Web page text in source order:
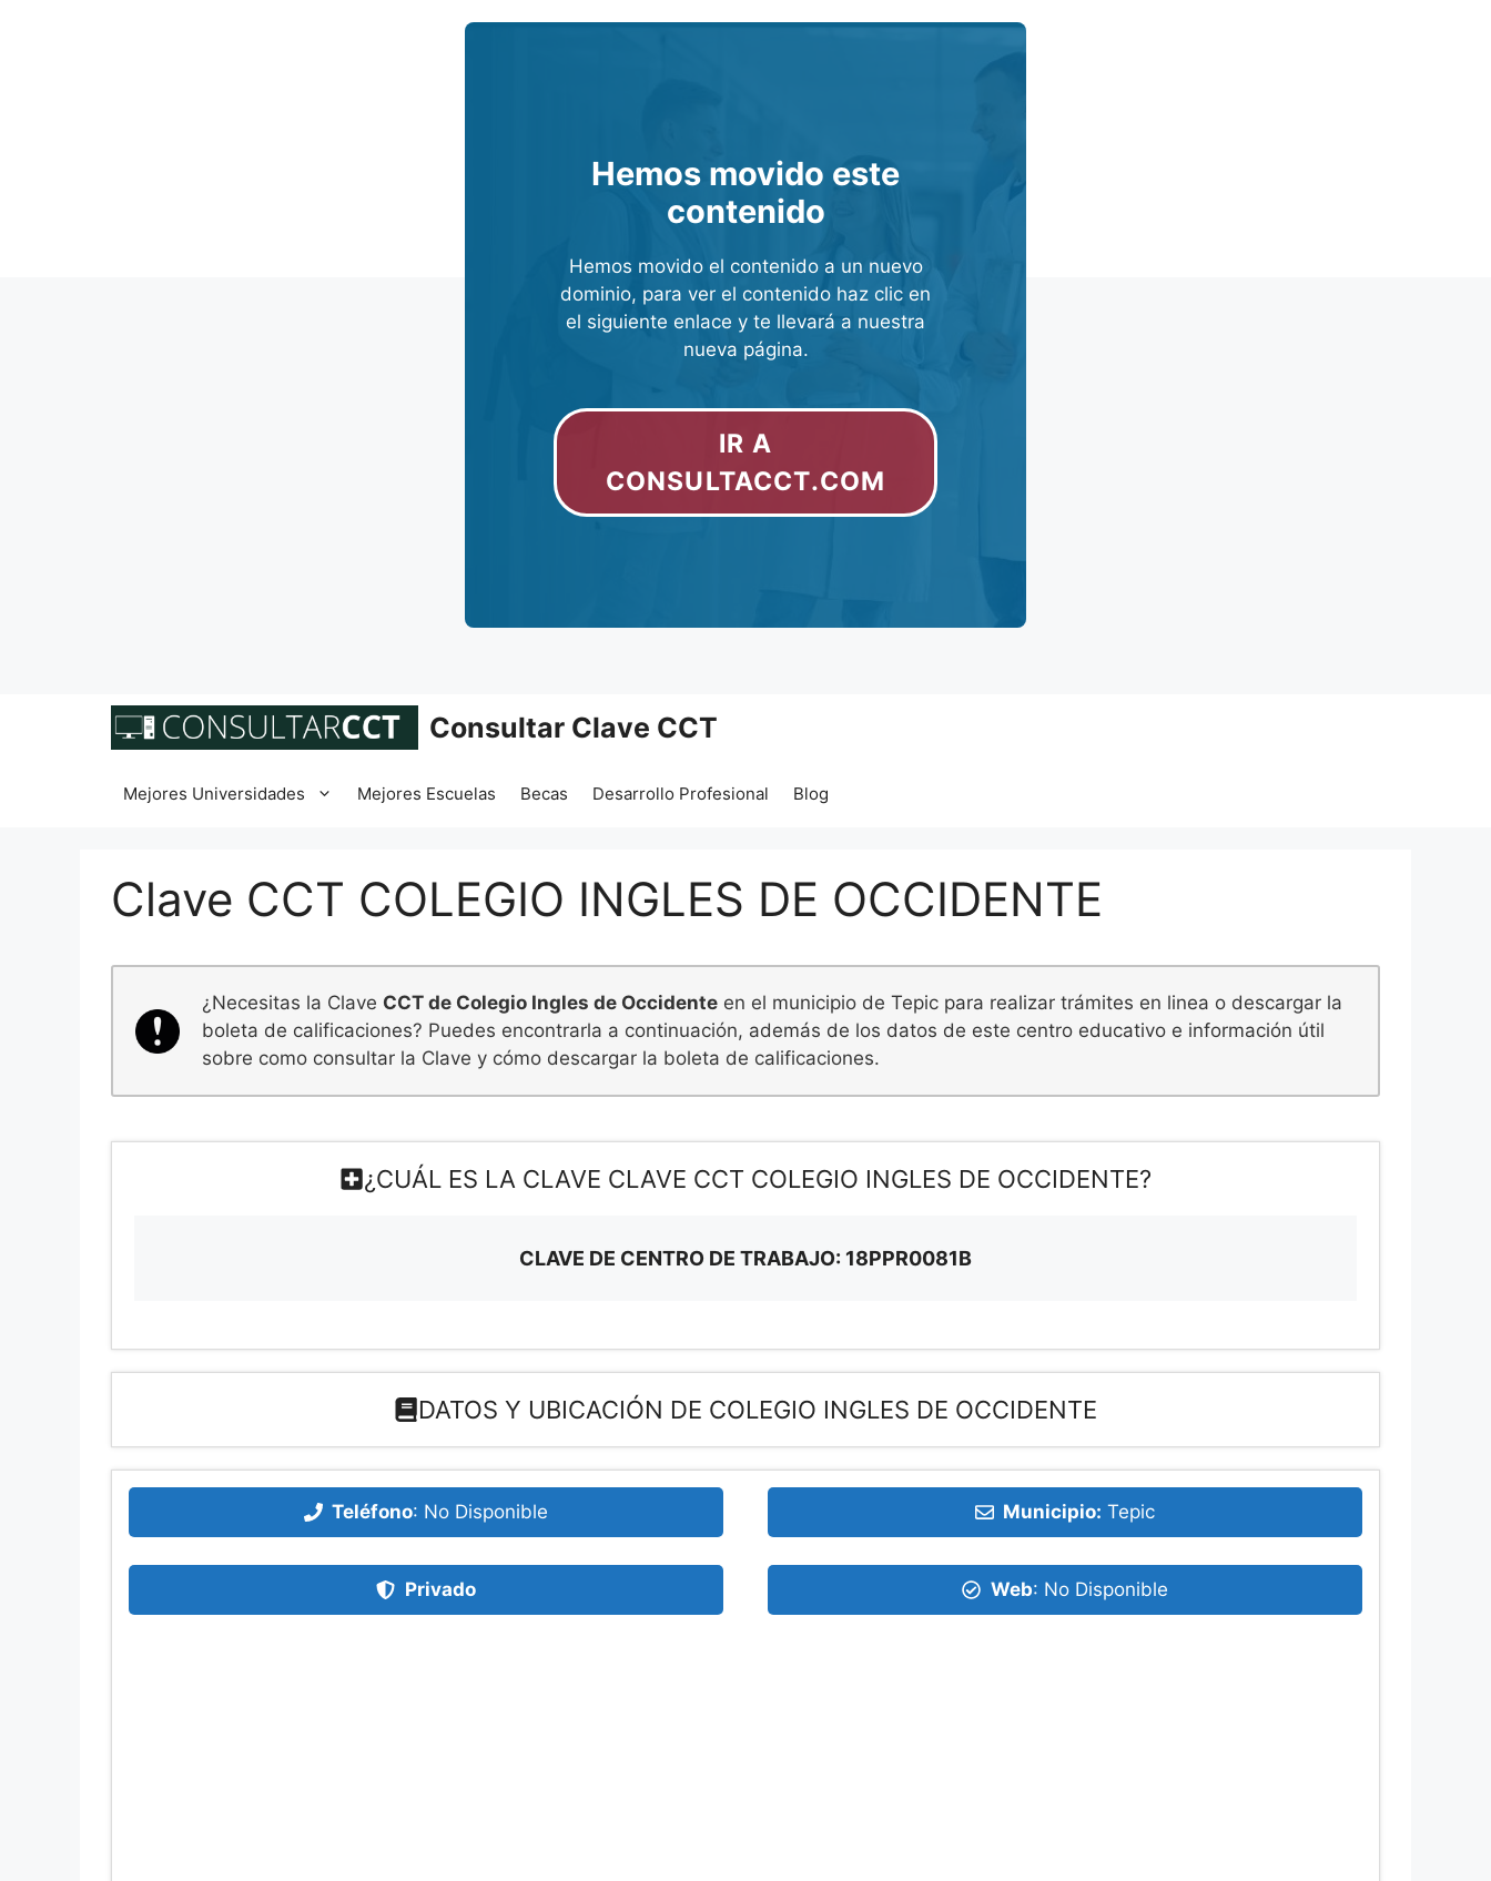
Hemos movido este
contenido
Hemos movido el contenido a un nuevo
dominio, para ver el contenido haz clic en
el siguiente enlace y te llevará a nuestra
nueva página.
IR A
CONSULTACCT.COM
Consultar Clave CCT
Mejores Universidades Mejores Escuelas Becas Desarrollo Profesional Blog
Clave CCT COLEGIO INGLES DE OCCIDENTE
¿Necesitas la Clave CCT de Colegio Ingles de Occidente en el municipio de Tepic para realizar trámites en linea o descargar la
boleta de calificaciones? Puedes encontrarla a continuación, además de los datos de este centro educativo e información útil
sobre como consultar la Clave y cómo descargar la boleta de calificaciones.
¿CUÁL ES LA CLAVE CLAVE CCT COLEGIO INGLES DE OCCIDENTE?
CLAVE DE CENTRO DE TRABAJO: 18PPR0081B
DATOS Y UBICACIÓN DE COLEGIO INGLES DE OCCIDENTE
Teléfono: No Disponible Municipio: Tepic
Privado Web: No Disponible